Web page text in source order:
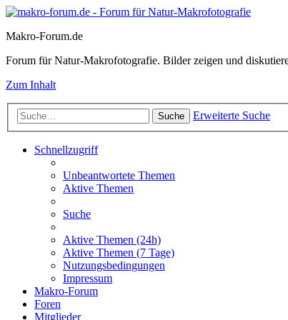
Makro-Forum.de
Forum für Natur-Makrofotografie. Bilder zeigen und
Zum Inhalt
Suche Erweiterte Suche
Schnellzugriff
Unbeantwortete Themen
Aktive Themen
Suche
Aktive Themen (24h)
Aktive Themen (7 Tage)
Nutzungsbedingungen
Impressum
Makro-Forum
Foren
Mitglieder